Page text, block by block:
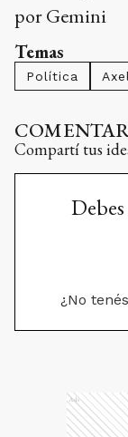
por Gemini
Temas
Política
Compartí tus
¿No
Ads